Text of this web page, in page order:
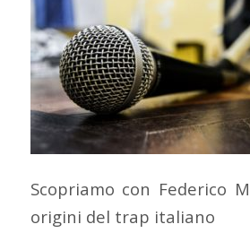
Scopriamo con Federico
origini del trap italiano